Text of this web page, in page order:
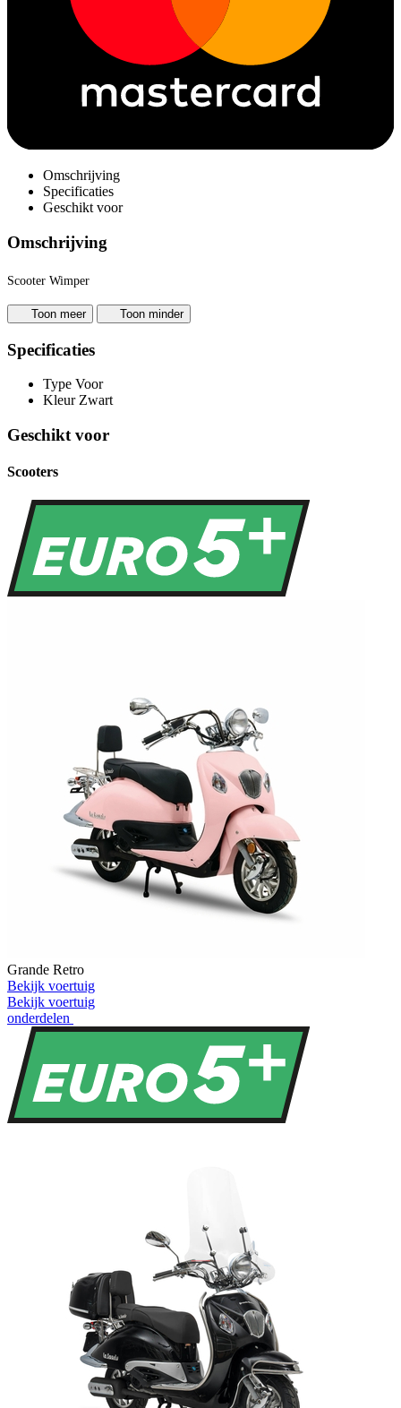
Omschrijving
Specificaties
Geschikt voor
Omschrijving
Scooter Wimper
Toon meer Toon minder
Specificaties
Type Voor
Kleur Zwart
Geschikt voor
Scooters
Grande Retro
Bekijk voertuig
Bekijk voertuig
onderdelen